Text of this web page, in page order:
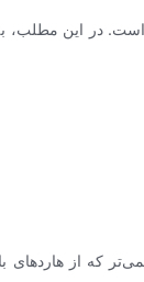
در این مطلب،
که از